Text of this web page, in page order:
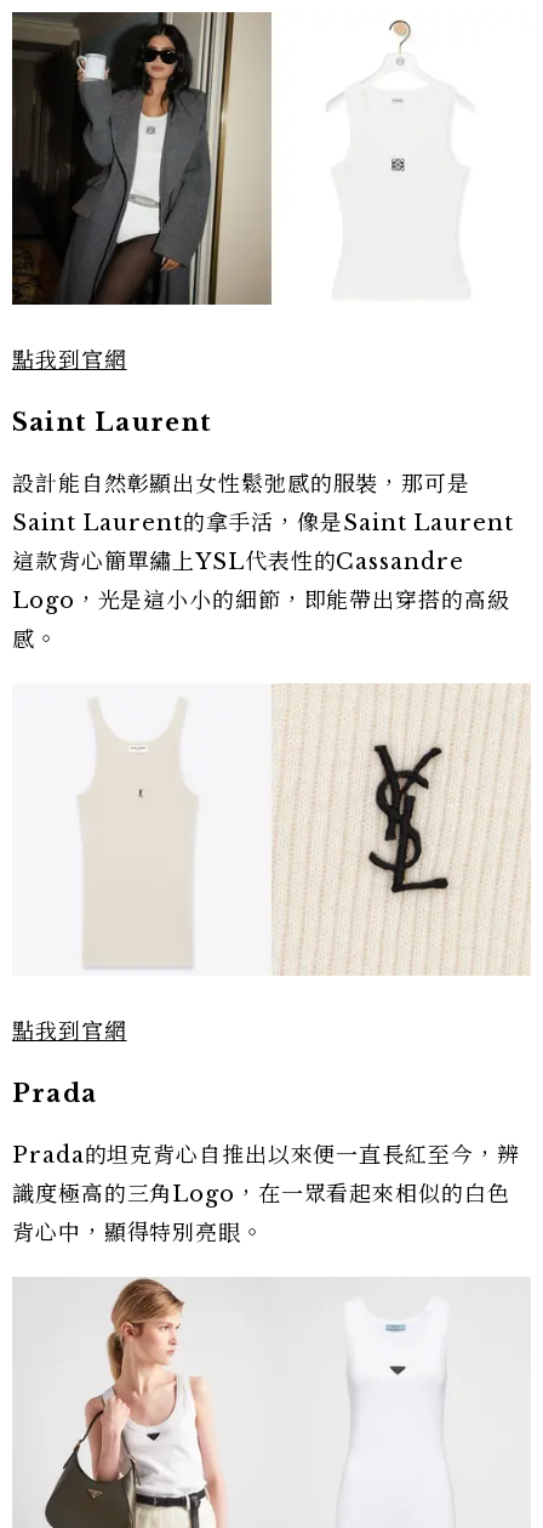
點我到官網
Saint Laurent
設計能自然彰顯出女性鬆弛感的服裝，那可是
Saint Laurent的拿手活，像是Saint Laurent
這款背心簡單繡上YSL代表性的Cassandre
Logo，光是這小小的細節，即能帶出穿搭的高級
感。
點我到官網
Prada
Prada的坦克背心自推出以來便一直長紅至今，辨
識度極高的三角Logo，在一眾看起來相似的白色
背心中，顯得特別亮眼。